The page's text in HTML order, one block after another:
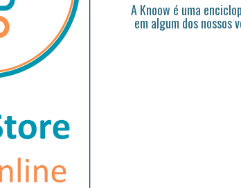
A Knoow é uma
em algum dos nossos